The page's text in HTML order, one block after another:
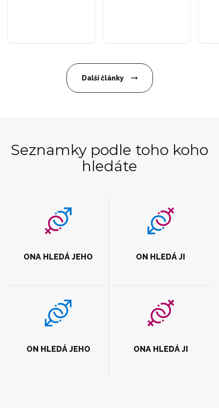
Další články
Seznamky podle toho koho
hledáte
ONA HLEDÁ JEHO ON HLEDÁ JI
ON HLEDÁ JEHO ONA HLEDÁ JI